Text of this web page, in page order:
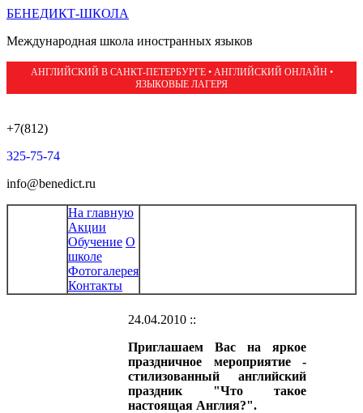
БЕНЕДИКТ-ШКОЛА
Международная школа иностранных языков
АНГЛИЙСКИЙ В САНКТ-ПЕТЕРБУРГЕ • АНГЛИЙСКИЙ ОНЛАЙН •
ЯЗЫКОВЫЕ ЛАГЕРЯ
+7(812)
325-75-74
info@benedict.ru
На главную
Акции
Обучение О
школе
Фотогалерея
Контакты
24.04.2010 ::
Приглашаем Вас на яркое
праздничное мероприятие -
стилизованный английский
праздник "Что такое
настоящая Англия?".